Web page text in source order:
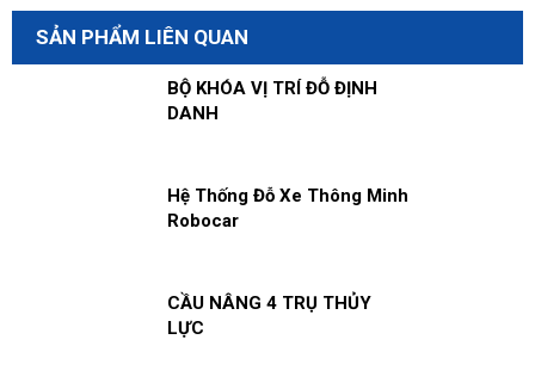
SẢN PHẨM LIÊN QUAN
BỘ KHÓA VỊ TRÍ ĐỖ ĐỊNH
DANH
Hệ Thống Đỗ Xe Thông Minh
Robocar
CẦU NÂNG 4 TRỤ THỦY
LỰC